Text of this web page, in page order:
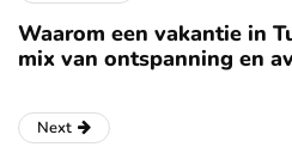
Waarom een vakantie in
mix van ontspanning en
Next